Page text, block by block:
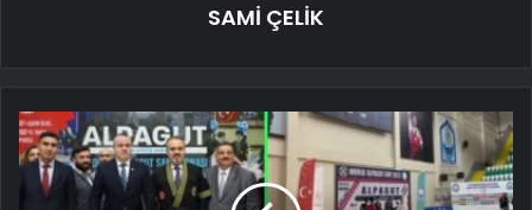
SAMİ ÇELİK